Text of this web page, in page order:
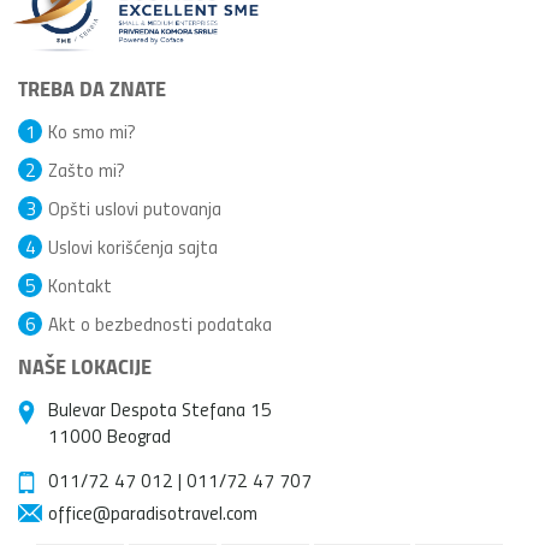
TREBA DA ZNATE
Ko smo mi?
1
Zašto mi?
2
Opšti uslovi putovanja
3
Uslovi korišćenja sajta
4
Kontakt
5
Akt o bezbednosti podataka
6
NAŠE LOKACIJE
Bulevar Despota Stefana 15
11000 Beograd
011/72 47 012 | 011/72 47 707
office@paradisotravel.com